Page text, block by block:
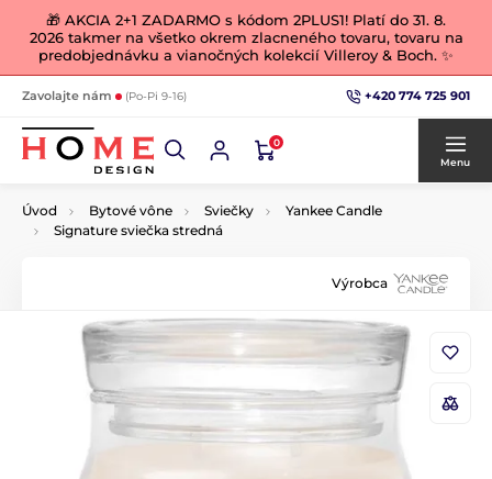
🎁 AKCIA 2+1 ZADARMO s kódom 2PLUS1! Platí do 31. 8.
2026 takmer na všetko okrem zlacneného tovaru, tovaru na
predobjednávku a vianočných kolekcií Villeroy & Boch. ✨
Zavolajte nám (Po-Pi 9-16) +420 774 725 901
0
Menu
Úvod Bytové vône Sviečky
Yankee Candle
Signature sviečka stredná
Výrobca